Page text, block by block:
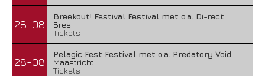
28-08
Breekout! Festival Festival met o.a. Di-rect
Bree
Tickets
28-08
Pelagic Fest Festival met o.a. Predatory Void
Maastricht
Tickets